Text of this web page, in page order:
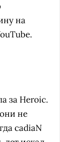
на
за Heroic.
не
cadiaN